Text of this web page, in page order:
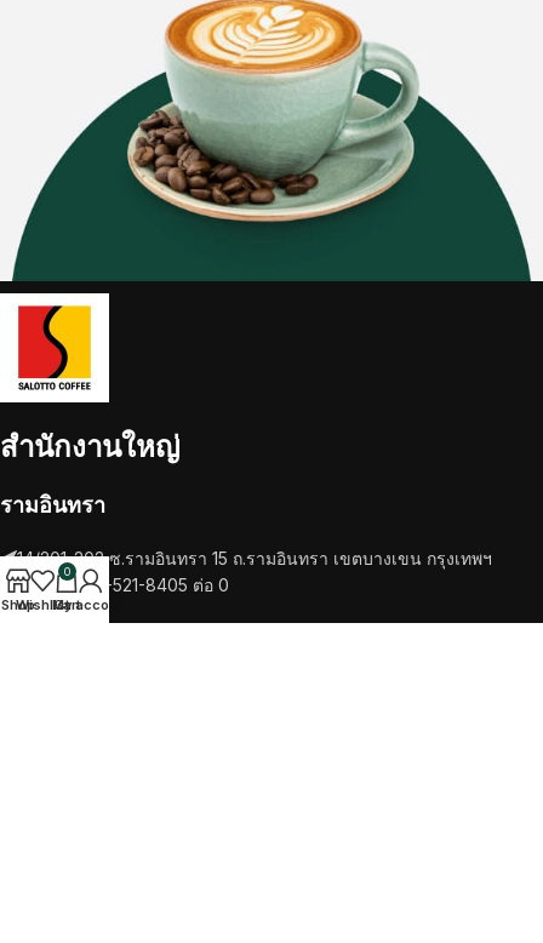
สำนักงานใหญ่
รามอินทรา
14/201-202 ซ.รามอินทรา 15 ถ.รามอินทรา เขตบางเขน กรุงเทพฯ
โทรศัพท์ 02-521-8405 ต่อ 0
Shop
Wishlist
0
Cart
My account